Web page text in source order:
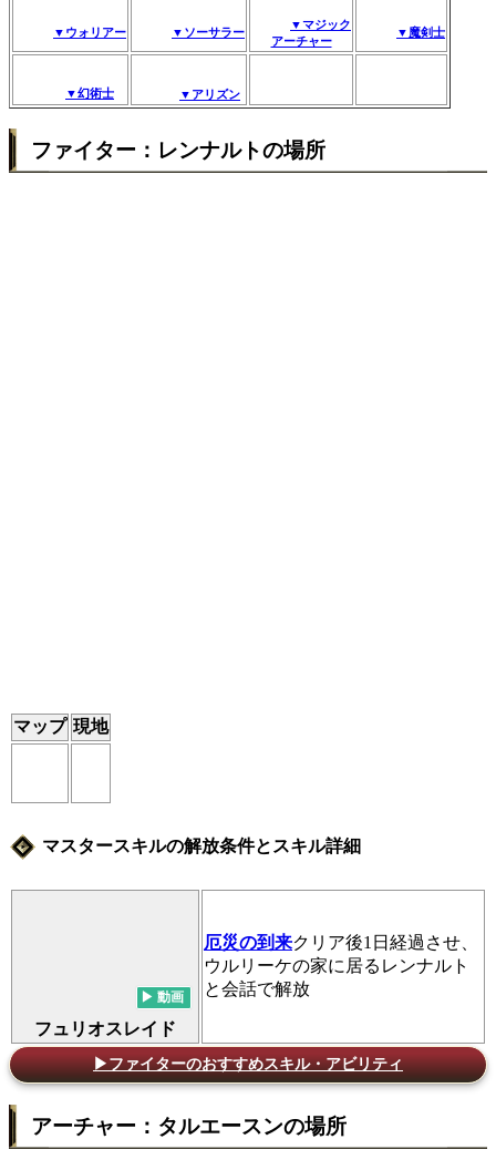
▼ウォリアー ▼ソーサラー
▼マジック
アーチャー
▼魔剣士
▼幻術士 ▼アリズン
ファイター：レンナルトの場所
マップ 現地
マスタースキルの解放条件とスキル詳細
フュリオスレイド
厄災の到来クリア後1日経過させ、
ウルリーケの家に居るレンナルト
と会話で解放
▶ファイターのおすすめスキル・アビリティ
アーチャー：タルエースンの場所